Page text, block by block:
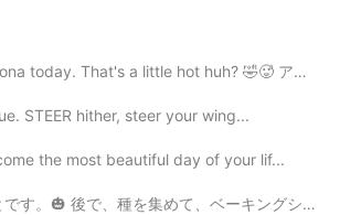
2019.07.08 05:03
hot huh? 🤣🥵 アメリカではカ氏の目盛り（吋...
STEER hither, steer your wing...
the most beautiful day of your lif...
ーやニンニクや油入れて、オーブンで焼きました。作るのが楽しいです！ 焼...